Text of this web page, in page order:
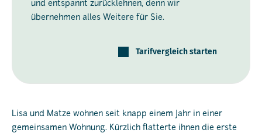
und entspannt zurücklehnen, denn wir
übernehmen alles Weitere für Sie.
Tarifvergleich starten
Lisa und Matze wohnen seit knapp einem Jahr in einer
gemeinsamen Wohnung. Kürzlich flatterte ihnen die erste